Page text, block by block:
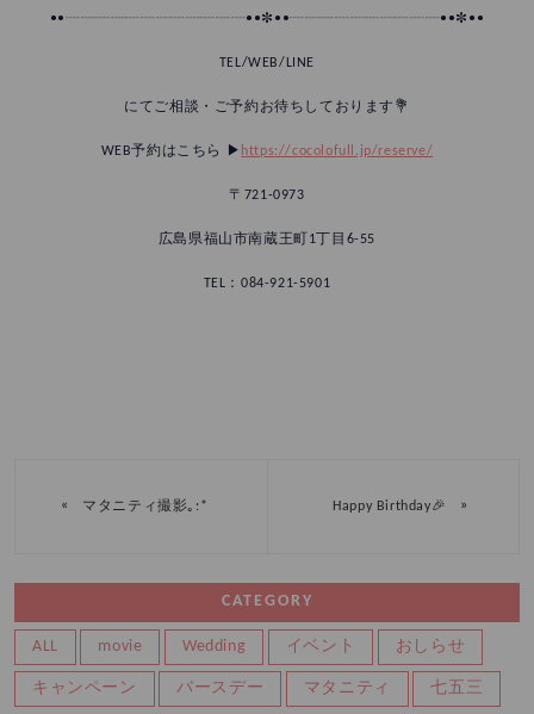
••┈┈┈┈┈┈┈┈┈┈┈┈••✼••┈┈┈┈┈┈┈┈┈┈••✼••
TEL/WEB/LINE
にてご相談・ご予約お待ちしております💐
WEB予約はこちら ▶︎ https://cocolofull.jp/reserve/
〒721-0973
広島県福山市南蔵王町1丁目6-55
TEL：084-921-5901
« マタニティ撮影｡:* Happy Birthday🎉 »
CATEGORY
ALL movie Wedding イベント おしらせ
キャンペーン バースデー マタニティ 七五三